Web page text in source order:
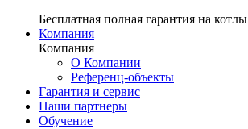
Бесплатная полная гарантия на
Компания
Компания
О Компании
Референц-объекты
Гарантия и сервис
Наши партнеры
Обучение